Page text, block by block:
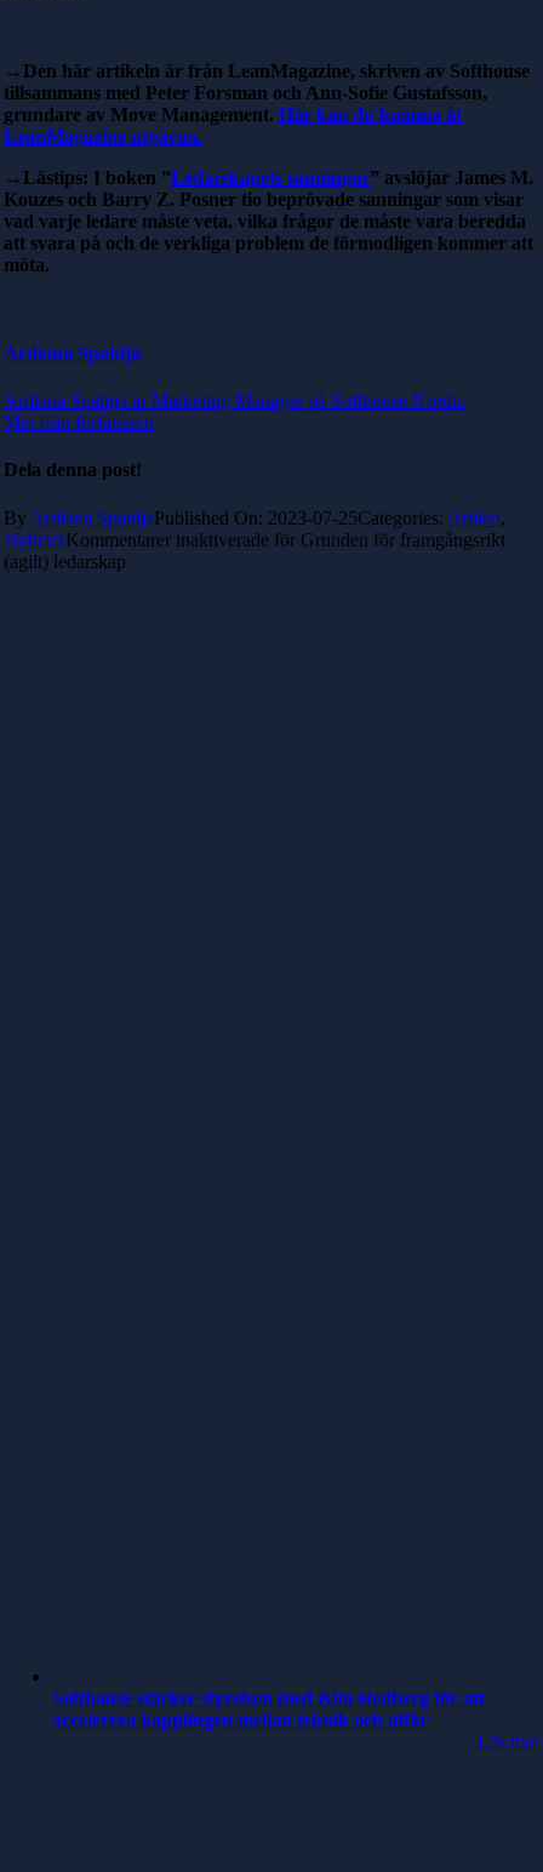
→Den här artikeln är från LeanMagazine, skriven av Softhouse
tillsammans med Peter Forsman och Ann-Sofie Gustafsson,
grundare av Move Management. Här kan du komma åt
LeanMagazine utgåvan.
→Lästips: I boken ”Ledarskapets sanningar” avslöjar James M.
Kouzes och Barry Z. Posner tio beprövade sanningar som visar
vad varje ledare måste veta, vilka frågor de måste vara beredda
att svara på och de verkliga problem de förmodligen kommer att
möta.
Ardiana Spahija
Ardiana Spahija är Marketing Manager på Softhouse Nordic
Mer från författaren
Dela denna post!
By Ardiana SpahijaPublished On: 2023-07-25Categories: Artikel,
NyheterKommentarer inaktiverade för Grunden för framgångsrikt
(agilt) ledarskap
Softhouse stärker styrelsen med Kim Hedberg för att
accelerera kopplingen mellan teknik och affär
Läs mer